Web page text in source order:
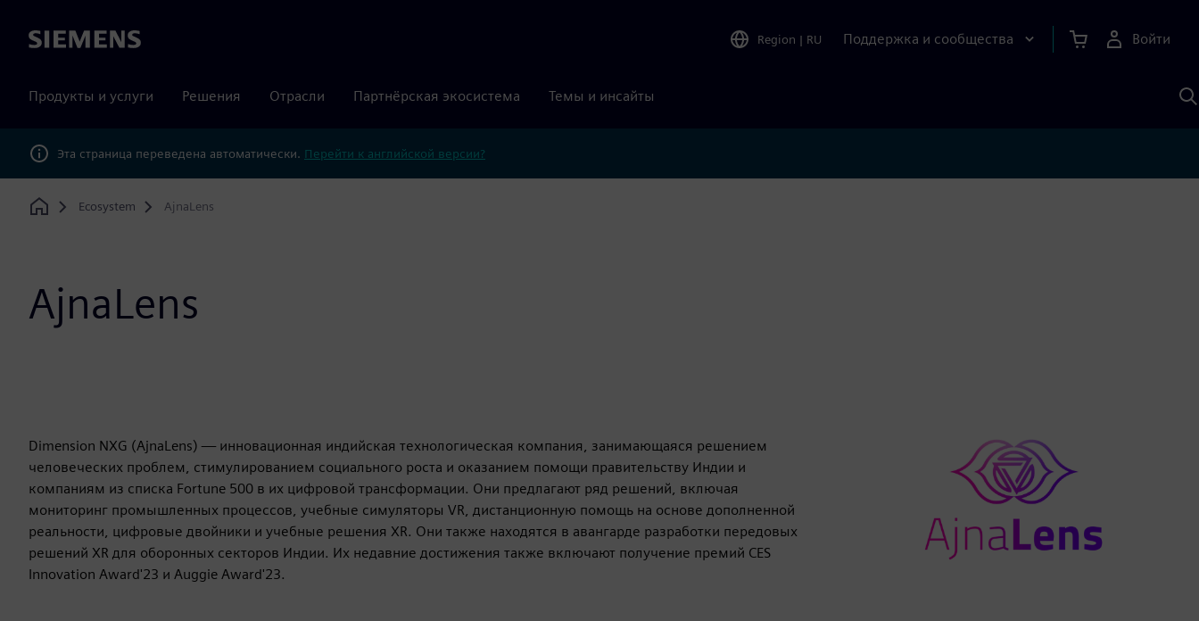
Siemens Region | RU Поддержка и сообщества Войти
Продукты и услуги Решения Отрасли Партнёрская экосистема Темы и инсайты
Эта страница переведена автоматически. Перейти к английской версии?
Home
Ecosystem AjnaLens
AjnaLens
Dimension NXG (AjnaLens) — инновационная индийская технологическая компания, занимающаяся решением
человеческих проблем, стимулированием социального роста и оказанием помощи правительству Индии и
компаниям из списка Fortune 500 в их цифровой трансформации. Они предлагают ряд решений, включая
мониторинг промышленных процессов, учебные симуляторы VR, дистанционную помощь на основе дополненной
реальности, цифровые двойники и учебные решения XR. Они также находятся в авангарде разработки передовых
решений XR для оборонных секторов Индии. Их недавние достижения также включают получение премий CES
Innovation Award'23 и Auggie Award'23.